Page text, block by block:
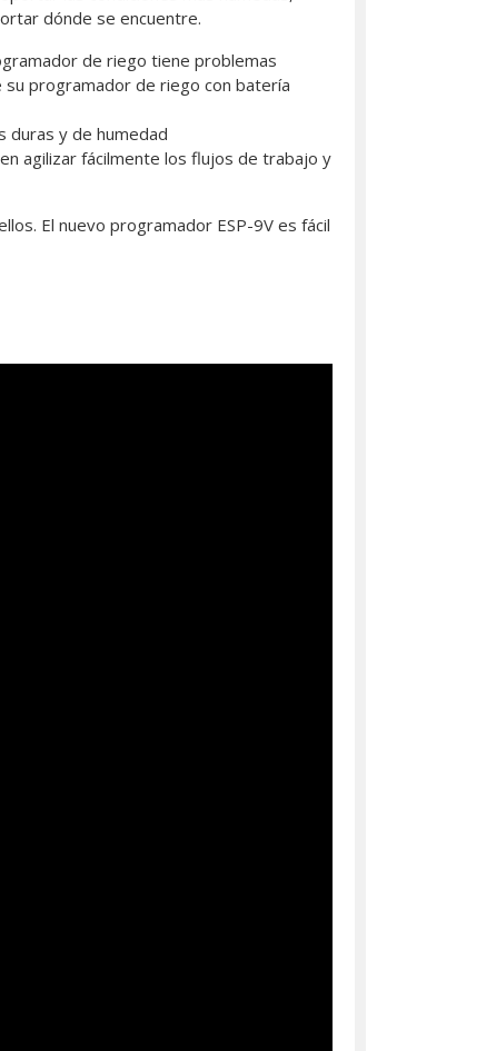
dónde se encuentre.
de riego tiene problemas
su programador de riego con batería
duras y de humedad
agilizar fácilmente los flujos de trabajo y
El nuevo programador ESP-9V es fácil